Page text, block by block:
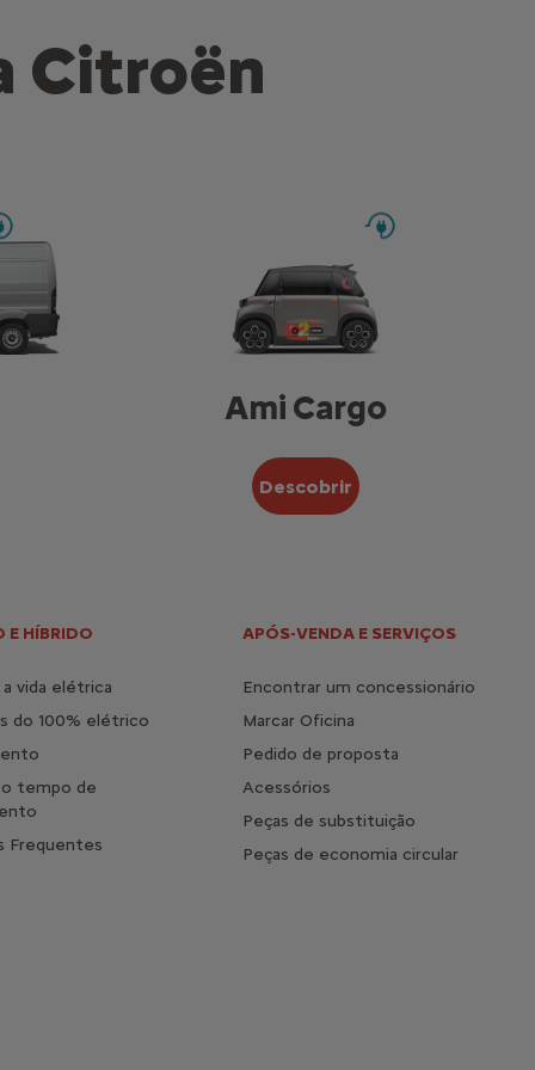
Citroën
Ami Cargo
Descobrir
E HÍBRIDO
vida elétrica
do 100% elétrico
tempo de
Frequentes
APÓS-VENDA E SERVIÇOS
Encontrar um concessionário
Marcar Oficina
Pedido de proposta
Acessórios
Peças de substituição
Peças de economia circular